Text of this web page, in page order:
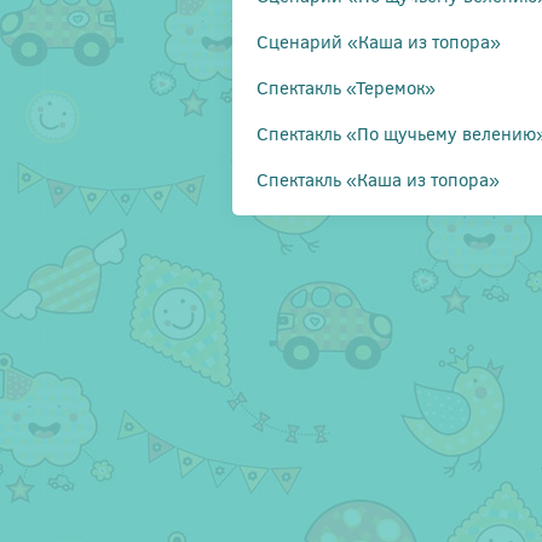
Сценарий «Каша из топора»
Спектакль «Теремок»
Спектакль «По щучьему
Спектакль «Каша из топора»